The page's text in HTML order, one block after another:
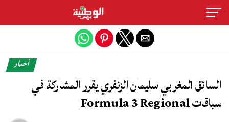
أخبار
السائق المغربي سليمان الزنفري يقرر المشاركة في
سباقات Formula 3 Regional
Exit mobile version